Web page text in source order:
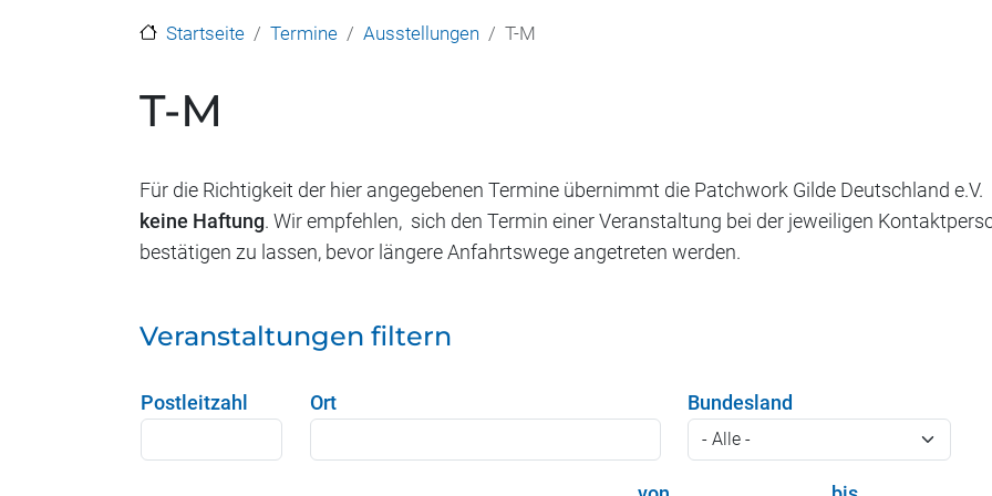
Startseite Termine Ausstellungen T-M
T-M
Für die Richtigkeit der hier angegebenen Termine übernimmt die Patchwork Gilde Deutschland e.V.
keine Haftung. Wir empfehlen, sich den Termin einer Veranstaltung bei der jeweiligen
bestätigen zu lassen, bevor längere Anfahrtswege angetreten werden.
Veranstaltungen filtern
Postleitzahl Ort Bundesland